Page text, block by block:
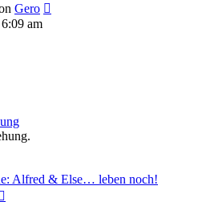
Gero
am
Alfred & Else… leben noch!